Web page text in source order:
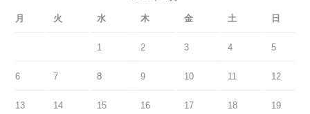
月 火 水 木 金 土 日
1 2 3 4 5
6 7 8 9 10 11 12
13 14 15 16 17 18 19